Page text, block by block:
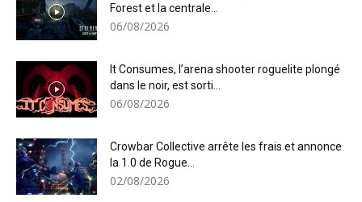
Forest et la centrale...
06/08/2026
It Consumes, l’arena shooter roguelite plongé
dans le noir, est sorti...
06/08/2026
Crowbar Collective arrête les frais et annonce
la 1.0 de Rogue...
02/08/2026